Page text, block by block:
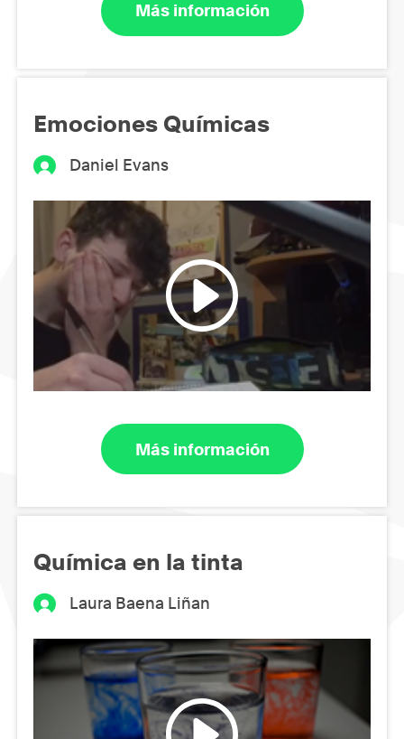
Más información
Emociones Químicas
Daniel Evans
Más información
Química en la tinta
Laura Baena Liñan